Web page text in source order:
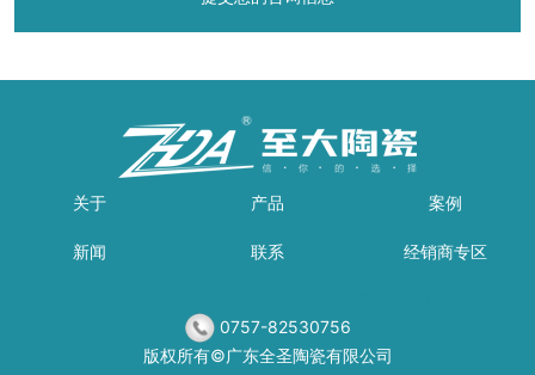
关于 产品 案例
新闻 联系 经销商专区
0757-82530756
版权所有©广东全圣陶瓷有限公司